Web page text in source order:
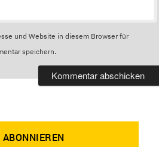
und Website in diesem Browser für
speichern.